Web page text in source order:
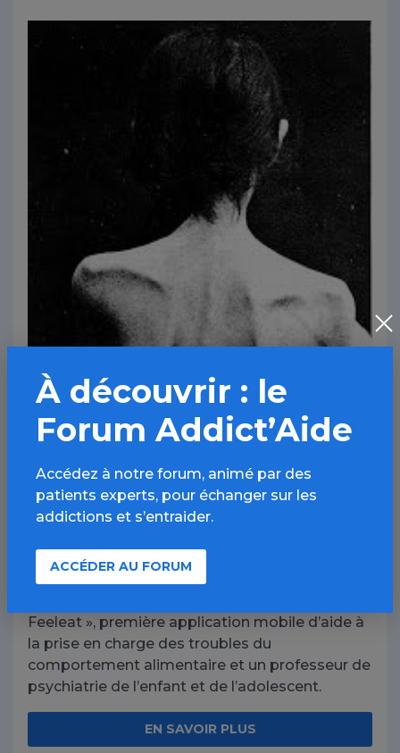
On est fait pour s’entendre » de RTL pour parler
de l’anorexie : l’auteure de « Une petite voix me
Feeleat », première application mobile d’aide à
la prise en charge des troubles du
comportement alimentaire et un professeur de
psychiatrie de l’enfant et de l’adolescent.
EN SAVOIR PLUS
À découvrir : le
Forum Addict’Aide
Accédez à notre forum, animé par des
patients experts, pour échanger sur les
addictions et s’entraider.
ACCÉDER AU FORUM